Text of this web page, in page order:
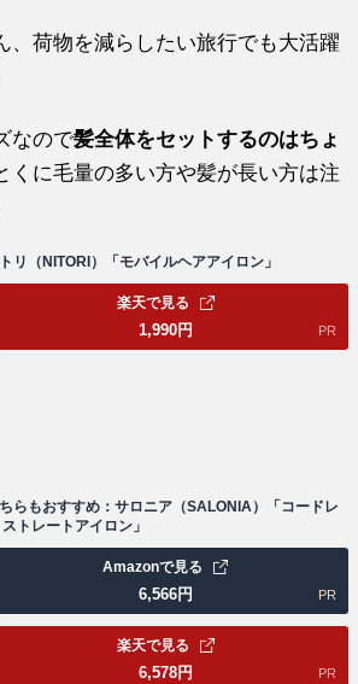
、荷物を減らしたい旅行でも大活躍
なので髪全体をセットするのはちょ
くに毛量の多い方や髪が長い方は注
リ（NITORI）「モバイルヘアアイロン」
1,990円
楽天で見る
PR
らもおすすめ：サロニア（SALONIA）「コードレ
ストレートアイロン」
6,566円
Amazonで見る
PR
6,578円
楽天で見る
PR